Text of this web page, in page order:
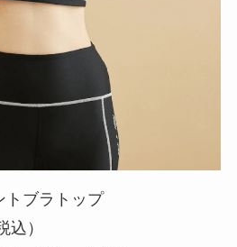
ブラトップ
）